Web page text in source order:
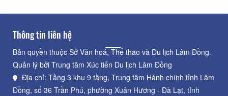
Thông tin liên hệ
Bản quyền thuộc Sở Văn hoá, Thể thao và Du lịch Lâm Đồng.
Quản lý bởi Trung tâm Xúc tiến Du lịch Lâm Đồng
Địa chỉ: Tầng 3 khu 9 tầng, Trung tâm Hành chính tỉnh Lâm
Đồng, số 36 Trần Phú, phường Xuân Hương - Đà Lạt, tỉnh